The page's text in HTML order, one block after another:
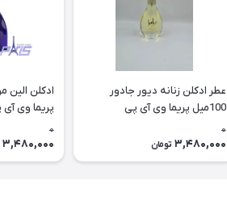
عطر ادکلن زنانه دیور جادور
100میل پریما وی آی پی
0
3,480,000 تومان
0
3,480,000